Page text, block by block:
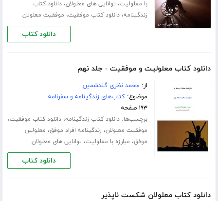
با معلولیت، توانایی های معلولان،دانلود کتاب
زندگینامه،دانلود کتاب موفقیت، موفقیت معلولان
دانلود کتاب
دانلود کتاب معلولیت و موفقیت - جلد نهم
از: محمد نظری گندشمین
موضوع:کتاب‌های زندگینامه و سفرنامه
۱۹۳ صفحه
برچسب‌ها:دانلود کتاب زندگینامه،دانلود کتاب موفقیت،
موفقیت معلولان، زندگینامه افراد موفق، معلولین
موفق، مبارزه با معلولیت، توانایی های معلولان
دانلود کتاب
دانلود کتاب معلولان شکست ناپذیر